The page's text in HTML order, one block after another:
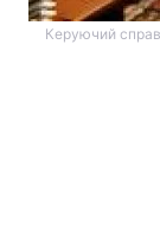
Керуючий